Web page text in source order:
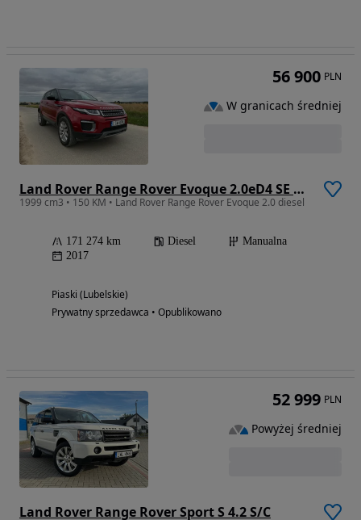
Land Rover Range Rover Evoque 2.0eD4 SE Dynamic
1999 cm3 • 150 KM • Land Rover Range Rover Evoque 2.0 diesel
171 274 km Diesel
Manualna
2017
Piaski (Lubelskie)
Prywatny sprzedawca • Opublikowano
56 900 PLN
W granicach średniej
Land Rover Range Rover Sport S 4.2 S/C
52 999 PLN
Powyżej średniej